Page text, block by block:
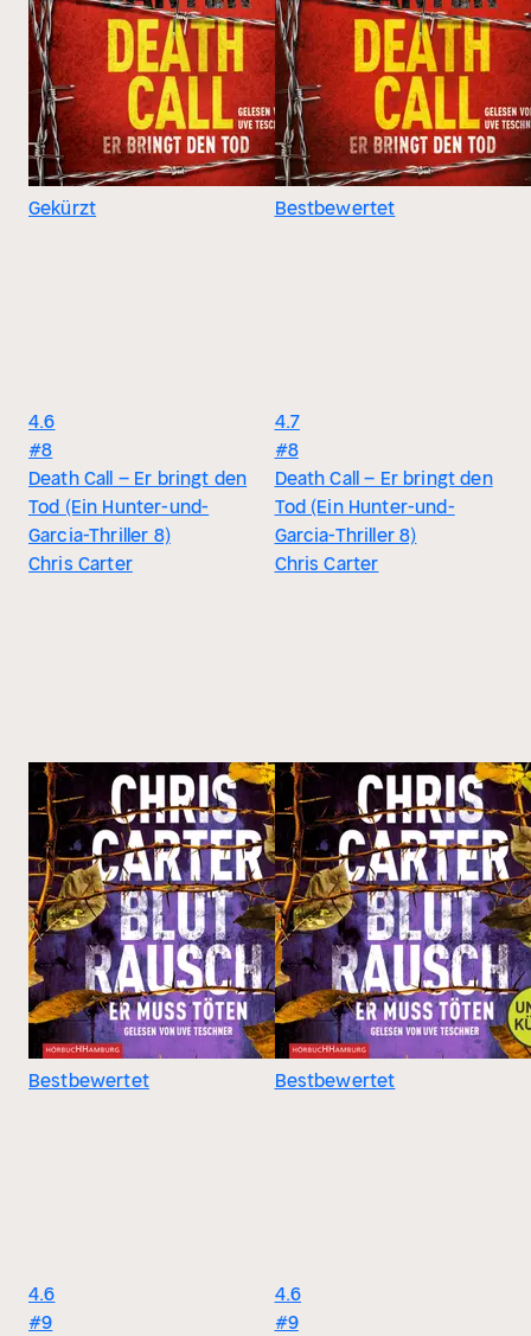
Gekürzt
4.6
#8
Death Call – Er bringt den
Tod (Ein Hunter-und-
Garcia-Thriller 8)
Chris Carter
Bestbewertet
4.7
#8
Death Call – Er bringt den
Tod (Ein Hunter-und-
Garcia-Thriller 8)
Chris Carter
Bestbewertet
4.6
#9
Bestbewertet
4.6
#9